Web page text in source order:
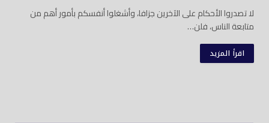
لا تصدروا الأحكام على الآخرين جزافا، وأشغلوا أنفسكم بأمور أهم من
متابعة الناس، فلن…
اقرأ المزيد